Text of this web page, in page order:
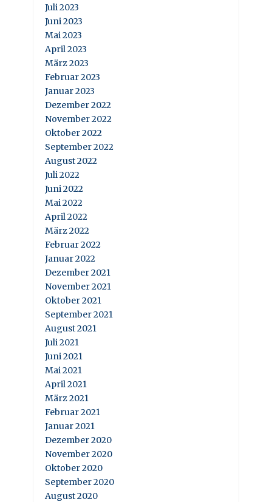
Juli 2023
Juni 2023
Mai 2023
April 2023
März 2023
Februar 2023
Januar 2023
Dezember 2022
November 2022
Oktober 2022
September 2022
August 2022
Juli 2022
Juni 2022
Mai 2022
April 2022
März 2022
Februar 2022
Januar 2022
Dezember 2021
November 2021
Oktober 2021
September 2021
August 2021
Juli 2021
Juni 2021
Mai 2021
April 2021
März 2021
Februar 2021
Januar 2021
Dezember 2020
November 2020
Oktober 2020
September 2020
August 2020